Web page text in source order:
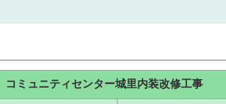
ミュニティセンター城里内装改修工事